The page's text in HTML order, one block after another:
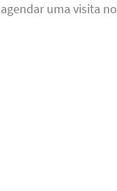
uma visita